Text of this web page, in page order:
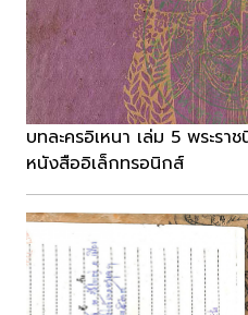
บทละครอิเหนา เล่ม 5 พระร
หนังสืออิเล็กทรอนิกส์